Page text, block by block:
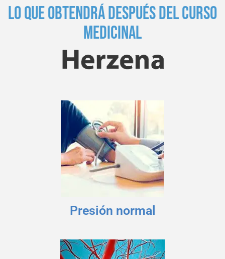
LO QUE OBTENDRÁ DESPUÉS DEL CURSO
MEDICINAL
Presión normal